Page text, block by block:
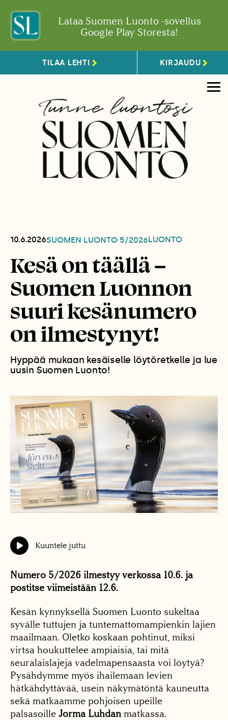
Lataa Suomen Luonto -sovellus
Google Play Storesta!
TILAA LEHTI KIRJAUDU
10.6.2026SUOMEN LUONTO 5/2026LUONTO
Kesä on täällä –
Suomen Luonnon
suuri kesänumero
on ilmestynyt!
Hyppää mukaan kesäiselle löytöretkelle ja lue
uusin Suomen Luonto!
Kuuntele juttu
Numero 5/2026 ilmestyy verkossa 10.6. ja
postitse viimeistään 12.6.
Kesän kynnyksellä Suomen Luonto sukeltaa
syvälle tuttujen ja tuntemattomampienkin lajien
maailmaan. Oletko koskaan pohtinut, miksi
virtsa houkuttelee ampiaisia, tai mitä
seuralaislajeja vadelmapensaasta voi löytyä?
Pysähdymme myös ihailemaan levien
hätkähdyttävää, usein näkymätöntä kauneutta
sekä matkaamme pohjoisen upeille
palsasoille Jorma Luhdan matkassa.